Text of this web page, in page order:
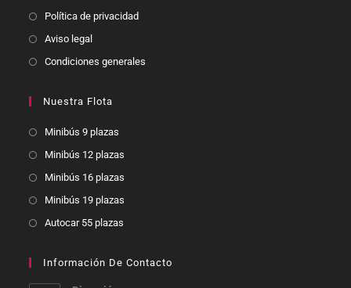
Política de privacidad
Aviso legal
Condiciones generales
Nuestra Flota
Minibús 9 plazas
Minibús 12 plazas
Minibús 16 plazas
Minibús 19 plazas
Autocar 55 plazas
Información De Contacto